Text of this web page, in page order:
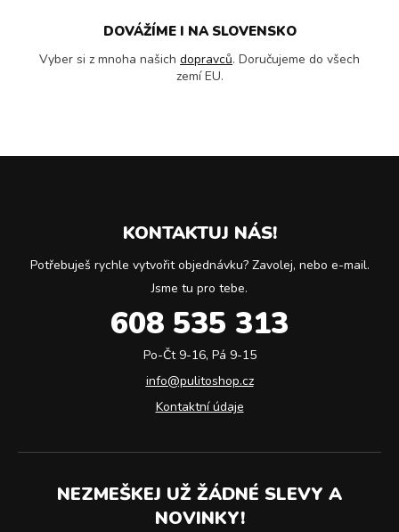
DOVÁŽÍME I NA SLOVENSKO
Vyber si z mnoha našich dopravců. Doručujeme do všech
zemí EU.
KONTAKTUJ NÁS!
Potřebuješ rychle vytvořit objednávku? Zavolej, nebo e-mail.
Jsme tu pro tebe.
608 535 313
Po-Čt 9-16, Pá 9-15
info@pulitoshop.cz
Kontaktní údaje
NEZMEŠKEJ UŽ ŽÁDNÉ SLEVY A
NOVINKY!